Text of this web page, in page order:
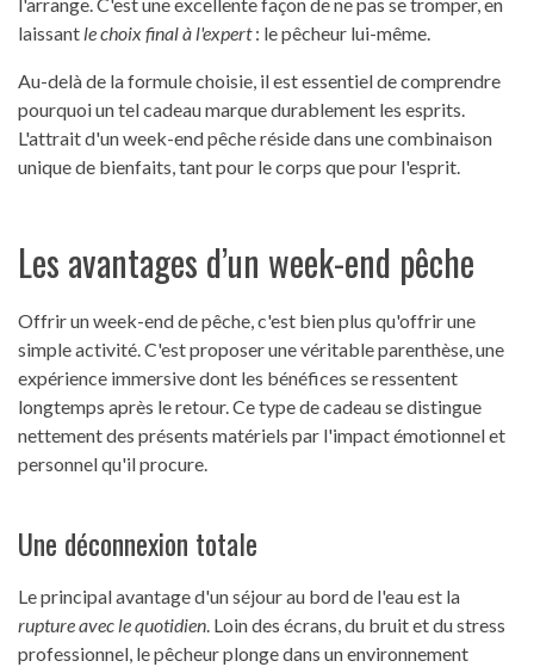
laissant le choix final à l'expert: le pêcheur lui-même.
Au-delà de la formule choisie, il est essentiel de comprendre
pourquoi un tel cadeau marque durablement les esprits.
L'attrait d'un week-end pêche réside dans une combinaison
unique de bienfaits, tant pour le corps que pour l'esprit.
Les avantages d’un week-end pêche
Offrir un week-end de pêche, c'est bien plus qu'offrir une
simple activité. C'est proposer une véritable parenthèse, une
expérience immersive dont les bénéfices se ressentent
longtemps après le retour. Ce type de cadeau se distingue
nettement des présents matériels par l'impact émotionnel et
personnel qu'il procure.
Une déconnexion totale
Le principal avantage d'un séjour au bord de l'eau est la
rupture avec le quotidien. Loin des écrans, du bruit et du stress
professionnel, le pêcheur plonge dans un environnement